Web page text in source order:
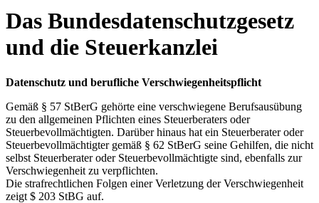
Das Bundesdatenschutzgesetz
und die Steuerkanzlei
Datenschutz und berufliche Verschwiegenheitspflicht
Gemäß § 57 StBerG gehörte eine verschwiegene Berufsausübung
zu den allgemeinen Pflichten eines Steuerberaters oder
Steuerbevollmächtigten. Darüber hinaus hat ein Steuerberater oder
Steuerbevollmächtigter gemäß § 62 StBerG seine Gehilfen, die nicht
selbst Steuerberater oder Steuerbevollmächtigte sind, ebenfalls zur
Verschwiegenheit zu verpflichten.
Die strafrechtlichen Folgen einer Verletzung der Verschwiegenheit
zeigt $ 203 StBG auf.